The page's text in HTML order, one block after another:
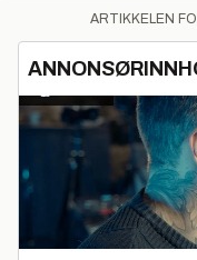
ARTIKKELEN